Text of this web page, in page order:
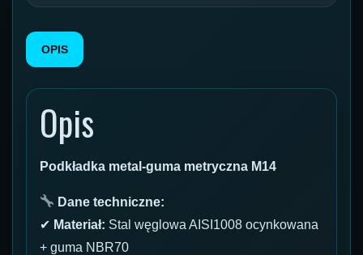
OPIS
Opis
Podkładka metal-guma metryczna M14
Dane techniczne:
✔ Materiał: Stal węglowa AISI1008 ocynkowana
+ guma NBR70